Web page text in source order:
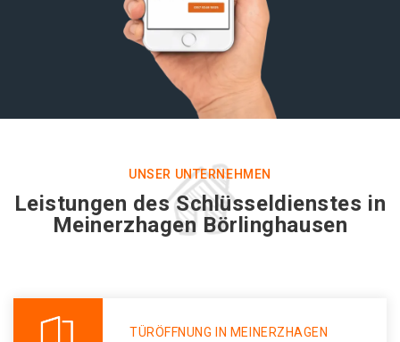
UNSER UNTERNEHMEN
Leistungen des Schlüsseldienstes in
Meinerzhagen Börlinghausen
TÜRÖFFNUNG IN MEINERZHAGEN